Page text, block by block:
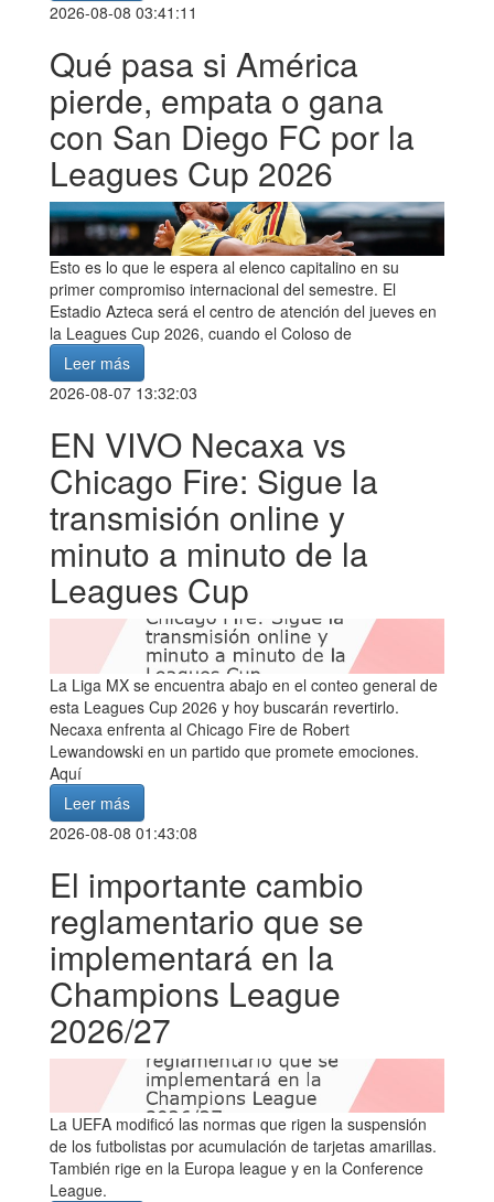
2026-08-08 03:41:11
Qué pasa si América
pierde, empata o gana
con San Diego FC por la
Leagues Cup 2026
Esto es lo que le espera al elenco capitalino en su
primer compromiso internacional del semestre. El
Estadio Azteca será el centro de atención del jueves en
la Leagues Cup 2026, cuando el Coloso de
Leer más
2026-08-07 13:32:03
EN VIVO Necaxa vs
Chicago Fire: Sigue la
transmisión online y
minuto a minuto de la
Leagues Cup
La Liga MX se encuentra abajo en el conteo general de
esta Leagues Cup 2026 y hoy buscarán revertirlo.
Necaxa enfrenta al Chicago Fire de Robert
Lewandowski en un partido que promete emociones.
Aquí
Leer más
2026-08-08 01:43:08
El importante cambio
reglamentario que se
implementará en la
Champions League
2026/27
La UEFA modificó las normas que rigen la suspensión
de los futbolistas por acumulación de tarjetas amarillas.
También rige en la Europa league y en la Conference
League.